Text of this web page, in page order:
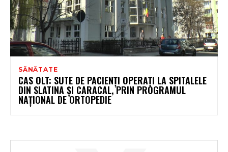
SĂNĂTATE
CAS OLT: SUTE DE PACIENȚI OPERAȚI LA SPITALELE
DIN SLATINA ȘI CARACAL, PRIN PROGRAMUL
NAȚIONAL DE ORTOPEDIE